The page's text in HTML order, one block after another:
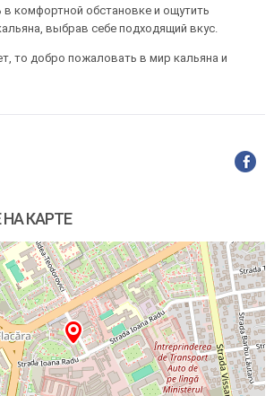
комфортной обстановке и ощутить
выбрав себе подходящий вкус.
то добро пожаловать в мир кальяна и
КАРТЕ